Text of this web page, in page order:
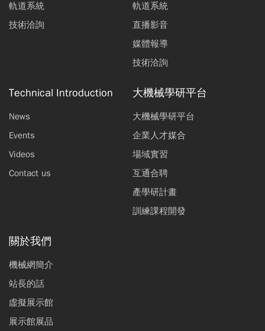
軌道系統
技術洽詢
軌道系統
直播影音
媒體報導
技術洽詢
Technical Introduction
News
Events
Videos
Contact us
大機械學研平台
大機械學研平台
企業人才媒合
場域實習
互通合聘
產學研計畫
訓練課程開發
關於我們
機械網簡介
站長的話
虛擬展示館
展示館展品